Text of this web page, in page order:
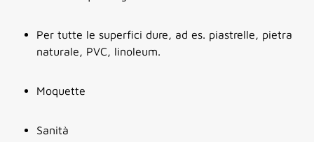
Per tutte le superfici dure, ad es. piastrelle, pietra
naturale, PVC, linoleum.
Moquette
Sanità